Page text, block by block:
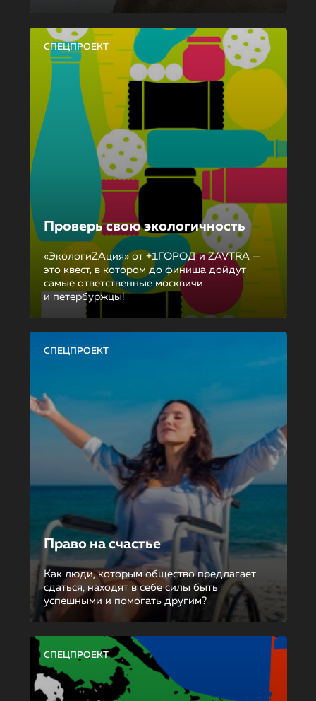
СПЕЦПРОЕКТ
Проверь свою экологичность
«ЭкологиZAция» от +1ГОРОД и ZAVTRA —
это квест, в котором до финиша дойдут
самые ответственные москвичи
и петербуржцы!
СПЕЦПРОЕКТ
Право на счастье
Как люди, которым общество предлагает
сдаться, находят в себе силы быть
успешными и помогать другим?
СПЕЦПРОЕКТ